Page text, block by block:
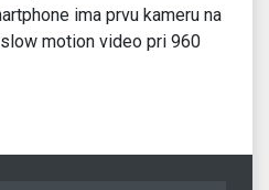
ima prvu kameru na
motion video pri 960